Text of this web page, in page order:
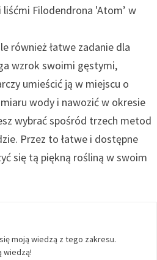
Filodendrona 'Atom’ w
również łatwe zadanie dla
wzrok swoimi gęstymi,
umieścić ją w miejscu o
wody i nawozić w okresie
wybrać spośród trzech metod
Przez to łatwe i dostępne
się tą piękną rośliną w swoim
moją wiedzą z tego zakresu.
wiedzą!